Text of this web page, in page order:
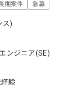
期案件 急募
ス)
ンジニア(SE)
験